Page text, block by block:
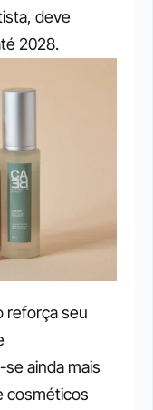
deve
2028.
reforça seu
ainda mais
cosméticos